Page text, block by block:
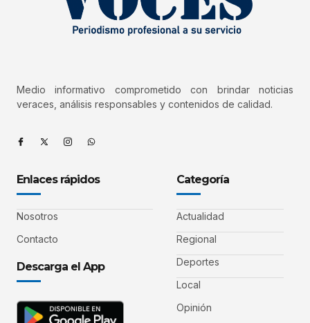
Medio informativo comprometido con brindar noticias
veraces, análisis responsables y contenidos de calidad.
Enlaces rápidos
Nosotros
Contacto
Descarga el App
Categoría
Actualidad
Regional
Deportes
Local
Opinión